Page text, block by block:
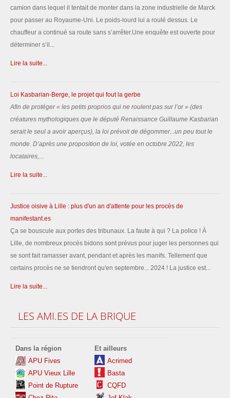
camion dans lequel il tentait de monter dans la zone industrielle de Marck
pour passer au Royaume-Uni. Le poids-lourd lui a roulé dessus. Le
chauffeur a continué sa route sans s’arrêter.Une enquête est ouverte pour
déterminer s’il...
Lire la suite...
Loi Kasbarian-Berge, le projet qui fout la gerbe
Afin de protéger « les petits proprios qui ne roulent pas sur l’or» (des
créatures mythologiques que le député Renaissance Guillaume Kasbarian
serait le seul a avoir aperçus), la loi prévoit de dégommer...un peu tout le
monde. D’après une proposition de loi, votée en octobre 2022, les
locataires,...
Lire la suite...
Justice oisive à Lille : plus d'un an d'attente pour les procès de
manifestant.es
Ça se bouscule aux portes des tribunaux. La faute à qui ? La police ! À
Lille, de nombreux procès bidons sont prévus pour juger les personnes qui
se sont fait ramasser avant, pendant et après les manifs. Tellement que
certains procès ne se tiendront qu'en septembre... 2024 ! La justice est...
Lire la suite...
LES AMI.ES DE LA BRIQUE
Dans la région
APU Fives
APU Vieux Lille
Point de Rupture
Et ailleurs
Acrimed
Basta
CQFD